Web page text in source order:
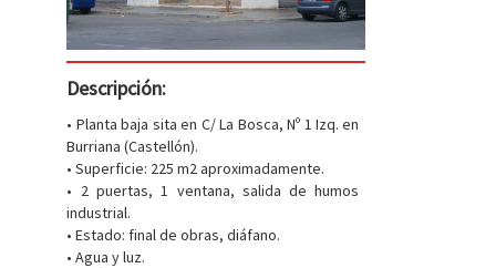
Descripción:
• Planta baja sita en C/ La Bosca, Nº 1 Izq. en
Burriana (Castellón).
• Superficie: 225 m2 aproximadamente.
• 2 puertas, 1 ventana, salida de humos
industrial.
• Estado: final de obras, diáfano.
• Agua y luz.